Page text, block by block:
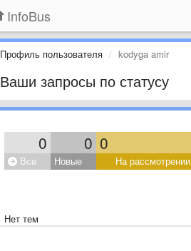
InfoBus
Профиль пользователя kodyga amir
Ваши запросы по статусу
0 0 0
Все Новые На рассмотрении
Нет тем